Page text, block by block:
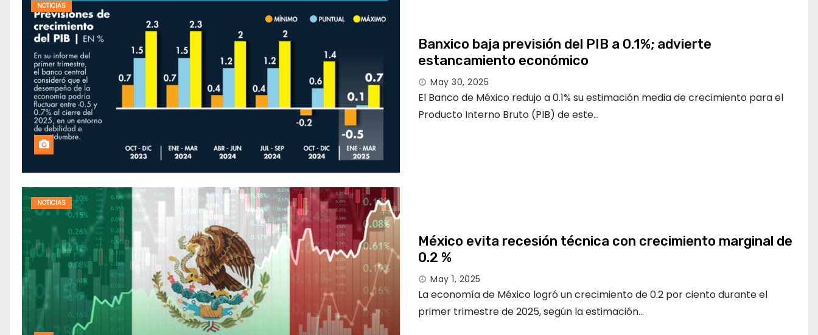
NOTICIAS
Banxico baja previsión del PIB a 0.1%; advierte
estancamiento económico
May 30, 2025
El Banco de México redujo a 0.1% su estimación media de crecimiento para el
Producto Interno Bruto (PIB) de este…
NOTICIAS
México evita recesión técnica con crecimiento marginal de
0.2 %
May 1, 2025
La economía de México logró un crecimiento de 0.2 por ciento durante el
primer trimestre de 2025, según la estimación…